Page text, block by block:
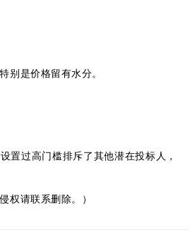
别是价格留有水分。
置过高门槛排斥了其他潜在投标人，
权请联系删除。）